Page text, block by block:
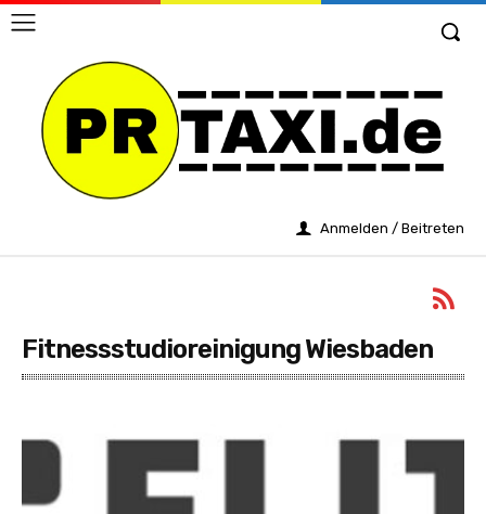
Anmelden / Beitreten
Fitnessstudioreinigung Wiesbaden